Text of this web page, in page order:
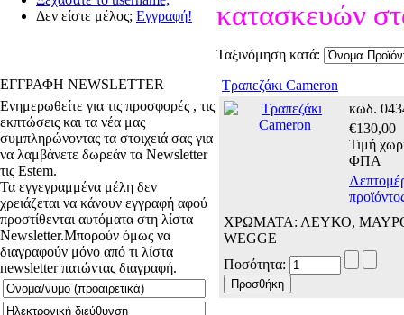
Δεν είστε μέλος; Εγγραφή!
ΕΓΓΡΑΦΗ NEWSLETTER
Ενημερωθείτε για τις προσφορές , τις
εκπτώσεις και τα νέα μας
συμπληρώνοντας τα στοιχειά σας για
να λαμβάνετε δωρεάν τα Newsletter
τις Estem.
Τα εγγεγραμμένα μέλη δεν
χρειάζεται να κάνουν εγγραφή αφού
προστίθενται αυτόματα στη λίστα
Newsletter.Μπορούν όμως να
διαγραφούν μόνο από τι λίστα
newsletter πατώντας διαγραφή.
κατασκευών
Ταξινόμηση κατά:
Τραπεζάκι Cameron
κωδ.
€130,00
Τιμή
ΦΠΑ
ΧΡΩΜΑΤΑ: ΛΕΥΚΟ,
WEGGE
Ποσότητα: